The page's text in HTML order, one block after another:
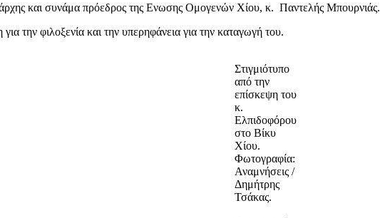
και συνάμα πρόεδρος της Ενωσης Ομογενών Χίου, κ. Παντελής Μπουρνιάς.
την φιλοξενία και την υπερηφάνεια για την καταγωγή του.
Στιγμιότυπο
από την
επίσκεψη του
κ.
Ελπιδοφόρου
στο Βίκυ
Χίου.
Φωτογραφία:
Αναμνήσεις /
Δημήτρης
Τσάκας.